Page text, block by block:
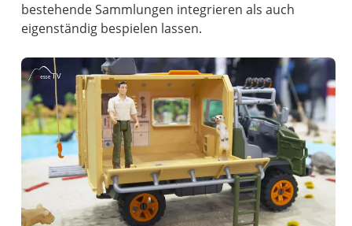
bestehende Sammlungen integrieren als auch
eigenständig bespielen lassen.